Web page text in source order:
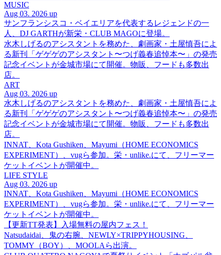
MUSIC
Aug 03. 2026 up
サンフランシスコ・ベイエリアを代表するレジェンドの一
人、DJ GARTHが新栄・CLUB MAGOに登場。
水木しげるのアシスタントを務めた、劇画家・土屋慎吾によ
る新刊「ゲゲゲのアシスタント〜つげ義春追悼本〜」の発売
記念イベントが金城市場にて開催。物販、フードも多数出
店。
ART
Aug 03. 2026 up
水木しげるのアシスタントを務めた、劇画家・土屋慎吾によ
る新刊「ゲゲゲのアシスタント〜つげ義春追悼本〜」の発売
記念イベントが金城市場にて開催。物販、フードも多数出
店。
INNAT、Kota Gushiken、Mayumi（HOME ECONOMICS
EXPERIMENT）、vugら参加。栄・unlike.にて、フリーマー
ケットイベントが開催中。
LIFE STYLE
Aug 03. 2026 up
INNAT、Kota Gushiken、Mayumi（HOME ECONOMICS
EXPERIMENT）、vugら参加。栄・unlike.にて、フリーマー
ケットイベントが開催中。
【更新TT発表】入場無料の屋内フェス！
Natsudaidai、鬼の右腕、NEWLY×TRIPPYHOUSING、
TOMMY（BOY）、MOOLAら出演。